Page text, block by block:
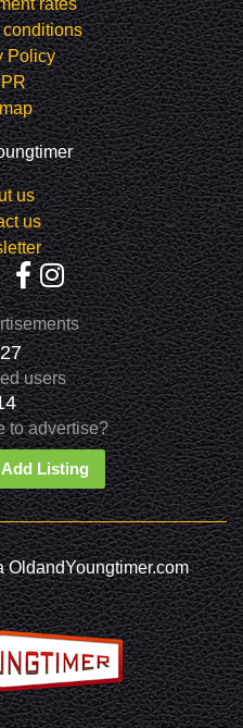
rates
conditions
Policy
us
us
users
to advertise?
Add Listing
OldandYoungtimer.com